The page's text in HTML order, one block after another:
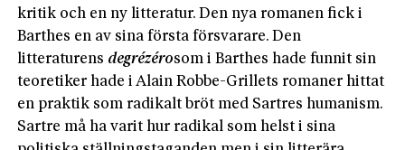
kritik och en ny litteratur. Den nya romanen fick i
Barthes en av sina första försvarare. Den
litteraturens degrézérosom i Barthes hade funnit sin
teoretiker hade i Alain Robbe-Grillets romaner hittat
en praktik som radikalt bröt med Sartres humanism.
Sartre må ha varit hur radikal som helst i sina